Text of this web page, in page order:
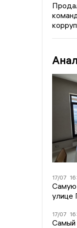
17/07
Самую
улице
17/07
Самый